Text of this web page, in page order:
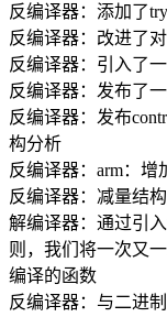
反编译器：添加了
反编译器：改进了
反编译器：引入了
反编译器：发布了
反编译器：发布
构分析
反编译器：arm：增
反编译器：减量结
解编译器：通过引入
则，我们将一次又一
编译的函数
反编译器：与二进